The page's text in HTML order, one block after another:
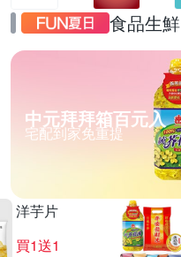
食品生鮮
中元拜拜箱百元入
宅配到家免重提
洋芋片
買1送1